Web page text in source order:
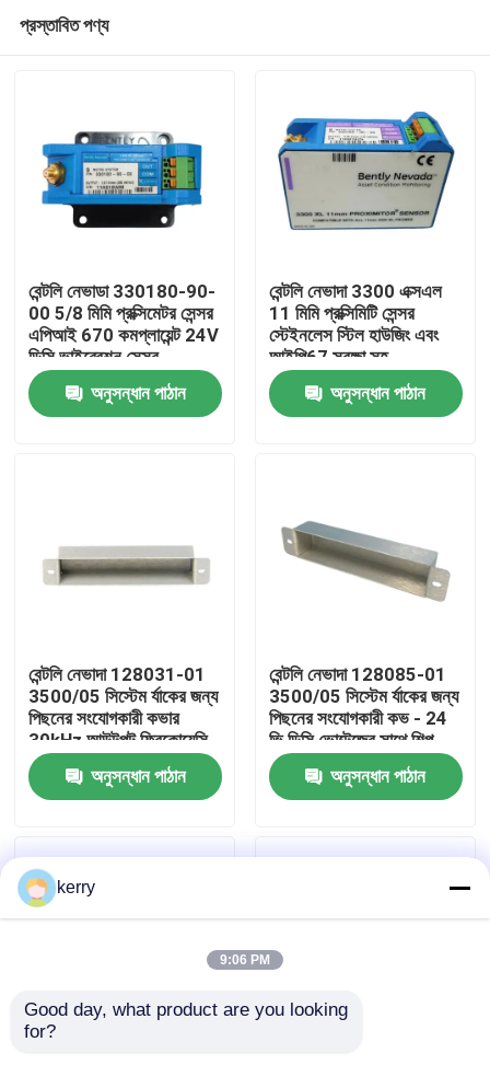
ভিডিও
কারখানা ভ্রমণ
মান নিয়ন্ত্রণ
ব্লগ
প্রস্তাবিত পণ্য
বেন্টলি নেভাডা 330180-90-
00 5/8 মিমি প্রক্সিমেটর সেন্সর
এপিআই 670 কমপ্লায়েন্ট 24V
ডিসি ভাইব্রেশন সেন্সর
অনুসন্ধান পাঠান
বেন্টলি নেভাদা 3300 এক্সএল
11 মিমি প্রক্সিমিটি সেন্সর
স্টেইনলেস স্টিল হাউজিং এবং
আইপি67 সুরক্ষা সহ
330780-90-00
অনুসন্ধান পাঠান
বেন্টলি নেভাদা 128031-01
3500/05 সিস্টেম র্যাকের জন্য
পিছনের সংযোগকারী কভার
30kHz আউটপুট ফ্রিকোয়েন্সি
24V ডিসি এবং -40 °C থেকে
120 °C পরিসীমা সহ
অনুসন্ধান পাঠান
বেন্টলি নেভাদা 128085-01
3500/05 সিস্টেম র্যাকের জন্য
পিছনের সংযোগকারী কভ - 24
ভি ডিসি ভোল্টেজের সাথে শিল্প
পর্যবেক্ষণ অ্যাপ্লিকেশনগুলিতে
পিছনের সংযোগকারীদের সুরক্ষা
দেয়
অনুসন্ধান পাঠান
kerry
9:06 PM
Good day, what product are you looking
for?